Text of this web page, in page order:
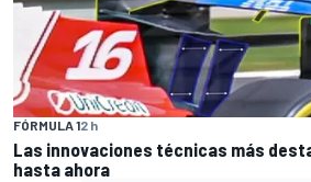
FÓRMULA 12 h
Las innovaciones técnicas más
hasta ahora